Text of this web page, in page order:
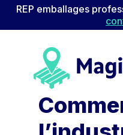
REP emballages
Passer au contenu